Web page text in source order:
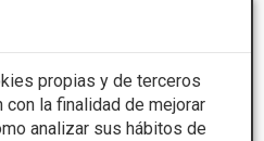
propias y de terceros
la finalidad de mejorar
analizar sus hábitos de